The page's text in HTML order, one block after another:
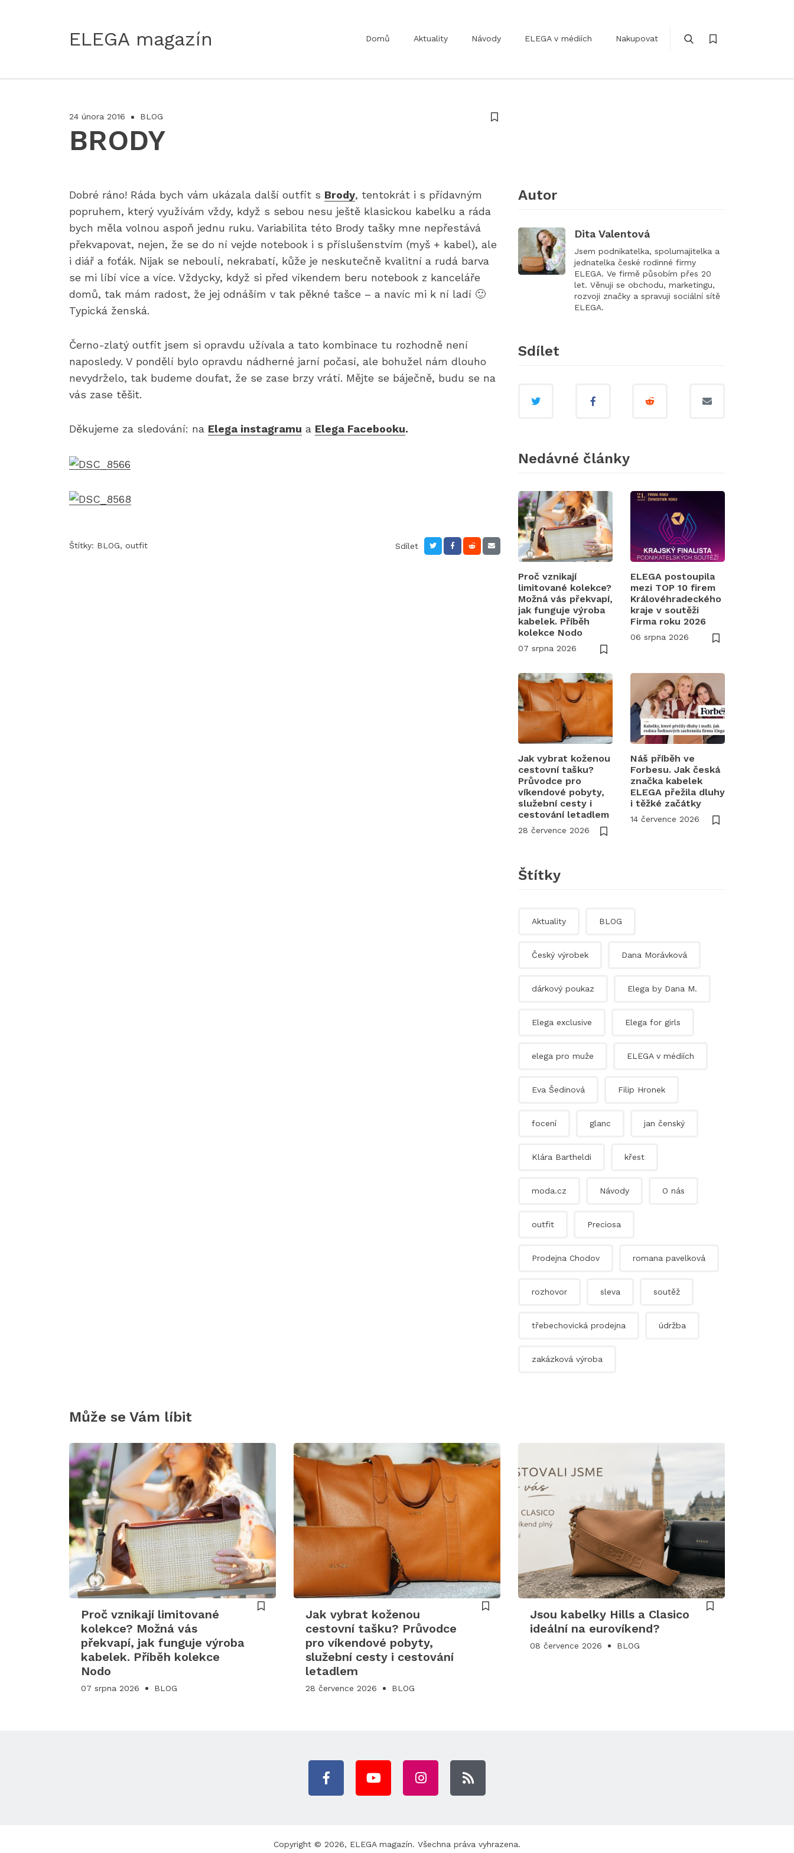
ELEGA magazín Domů Aktuality Návody ELEGA v médiích Nakupovat
24 února 2016 BLOG
BRODY
Dobré ráno! Ráda bych vám ukázala další outfit s Brody, tentokrát i s přídavným
popruhem, který využívám vždy, když s sebou nesu ještě klasickou kabelku a ráda
bych měla volnou aspoň jednu ruku. Variabilita této Brody tašky mne nepřestává
překvapovat, nejen, že se do ní vejde notebook i s příslušenstvím (myš + kabel), ale
i diář a foťák. Nijak se neboulí, nekrabatí, kůže je neskutečně kvalitní a rudá barva
se mi líbí více a více. Vždycky, když si před víkendem beru notebook z kanceláře
domů, tak mám radost, že jej odnáším v tak pěkné tašce – a navíc mi k ní ladí 🙂
Typická ženská.
Černo-zlatý outfit jsem si opravdu užívala a tato kombinace tu rozhodně není
naposledy. V pondělí bylo opravdu nádherné jarní počasí, ale bohužel nám dlouho
nevydrželo, tak budeme doufat, že se zase brzy vrátí. Mějte se báječně, budu se na
vás zase těšit.
Děkujeme za sledování: na Elega instagramu a Elega Facebooku.
Štítky: BLOG, outfit Sdílet
Autor
Dita Valentová
Jsem podnikatelka, spolumajitelka a
jednatelka české rodinné firmy
ELEGA. Ve firmě působím přes 20
let. Věnuji se obchodu, marketingu,
rozvoji značky a spravuji sociální sítě
ELEGA.
Sdílet
Nedávné články
Proč vznikají
limitované kolekce?
Možná vás překvapí,
jak funguje výroba
kabelek. Příběh
kolekce Nodo
07 srpna 2026
ELEGA postoupila
mezi TOP 10 firem
Královéhradeckého
kraje v soutěži
Firma roku 2026
06 srpna 2026
Jak vybrat koženou
cestovní tašku?
Průvodce pro
víkendové pobyty,
služební cesty i
cestování letadlem
28 července 2026
Náš příběh ve
Forbesu. Jak česká
značka kabelek
ELEGA přežila dluhy
i těžké začátky
14 července 2026
Štítky
Aktuality BLOG
Český výrobek Dana Morávková
dárkový poukaz Elega by Dana M.
Elega exclusive Elega for girls
elega pro muže ELEGA v médiích
Eva Šedinová Filip Hronek
focení glanc jan čenský
Klára Bartheldi křest
moda.cz Návody O nás
outfit Preciosa
Prodejna Chodov romana pavelková
rozhovor sleva soutěž
třebechovická prodejna údržba
zakázková výroba
Může se Vám líbit
Proč vznikají limitované
kolekce? Možná vás
překvapí, jak funguje výroba
kabelek. Příběh kolekce
Nodo
07 srpna 2026 BLOG
Jak vybrat koženou
cestovní tašku? Průvodce
pro víkendové pobyty,
služební cesty i cestování
letadlem
28 července 2026 BLOG
Jsou kabelky Hills a Clasico
ideální na eurovíkend?
08 července 2026 BLOG
Copyright © 2026, ELEGA magazín. Všechna práva vyhrazena.